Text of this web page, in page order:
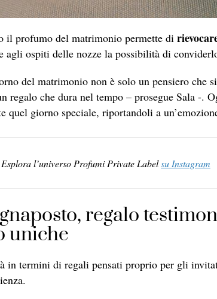
il profumo del matrimonio permette di
agli ospiti delle nozze la possibilità di
del matrimonio non è solo un pensiero che
regalo che dura nel tempo – prosegue Sala -.
quel giorno speciale, riportandoli a
Esplora l’universo Profumi Private Labelsu Instagram
regalo
uniche
in termini di regali pensati proprio per gli